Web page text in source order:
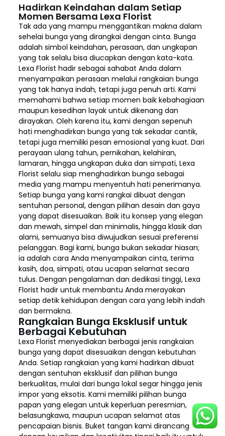
Hadirkan Keindahan dalam Setiap
Momen Bersama Lexa Florist
Tak ada yang mampu menggantikan makna dalam
sehelai bunga yang dirangkai dengan cinta. Bunga
adalah simbol keindahan, perasaan, dan ungkapan
yang tak selalu bisa diucapkan dengan kata-kata.
Lexa Florist hadir sebagai sahabat Anda dalam
menyampaikan perasaan melalui rangkaian bunga
yang tak hanya indah, tetapi juga penuh arti. Kami
memahami bahwa setiap momen baik kebahagiaan
maupun kesedihan layak untuk dikenang dan
dirayakan. Oleh karena itu, kami dengan sepenuh
hati menghadirkan bunga yang tak sekadar cantik,
tetapi juga memiliki pesan emosional yang kuat. Dari
perayaan ulang tahun, pernikahan, kelahiran,
lamaran, hingga ungkapan duka dan simpati, Lexa
Florist selalu siap menghadirkan bunga sebagai
media yang mampu menyentuh hati penerimanya.
Setiap bunga yang kami rangkai dibuat dengan
sentuhan personal, dengan pilihan desain dan gaya
yang dapat disesuaikan. Baik itu konsep yang elegan
dan mewah, simpel dan minimalis, hingga klasik dan
alami, semuanya bisa diwujudkan sesuai preferensi
pelanggan. Bagi kami, bunga bukan sekadar hiasan;
ia adalah cara Anda menyampaikan cinta, terima
kasih, doa, simpati, atau ucapan selamat secara
tulus. Dengan pengalaman dan dedikasi tinggi, Lexa
Florist hadir untuk membantu Anda merayakan
setiap detik kehidupan dengan cara yang lebih indah
dan bermakna.
Rangkaian Bunga Eksklusif untuk
Berbagai Kebutuhan
Lexa Florist menyediakan berbagai jenis rangkaian
bunga yang dapat disesuaikan dengan kebutuhan
Anda. Setiap rangkaian yang kami hadirkan dibuat
dengan sentuhan eksklusif dan pilihan bunga
berkualitas, mulai dari bunga lokal segar hingga jenis
impor yang eksotis. Kami memiliki pilihan bunga
papan yang elegan untuk keperluan peresmian,
belasungkawa, maupun ucapan selamat atas
pencapaian bisnis. Buket tangan kami dirancang